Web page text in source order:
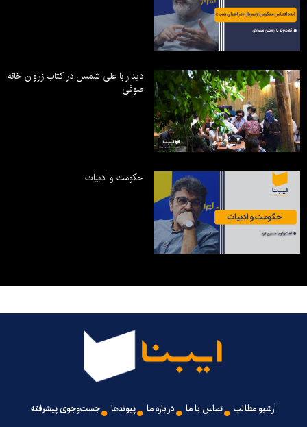
دیدار با علی شمس در کتاب زروان خانه
صوفی
حکومت و ادبیات
آرشیو مطالب تماس با ما درباره ما پیوندها جست‌وجوی پیشرفته